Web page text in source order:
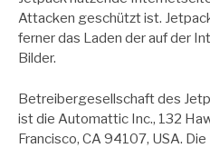
Attacken geschützt ist.
ferner das Laden der auf der
Bilder.
Betreibergesellschaft des
ist die Automattic Inc., 132
Francisco, CA 94107, USA.